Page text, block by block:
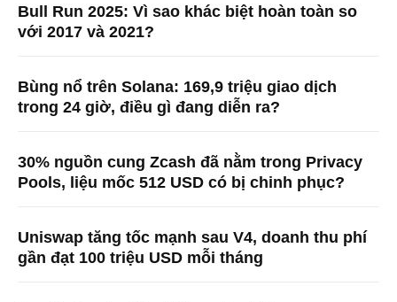
Bull Run 2025: Vì sao khác biệt hoàn toàn so
với 2017 và 2021?
Bùng nổ trên Solana: 169,9 triệu giao dịch
trong 24 giờ, điều gì đang diễn ra?
30% nguồn cung Zcash đã nằm trong Privacy
Pools, liệu mốc 512 USD có bị chinh phục?
Uniswap tăng tốc mạnh sau V4, doanh thu phí
gần đạt 100 triệu USD mỗi tháng